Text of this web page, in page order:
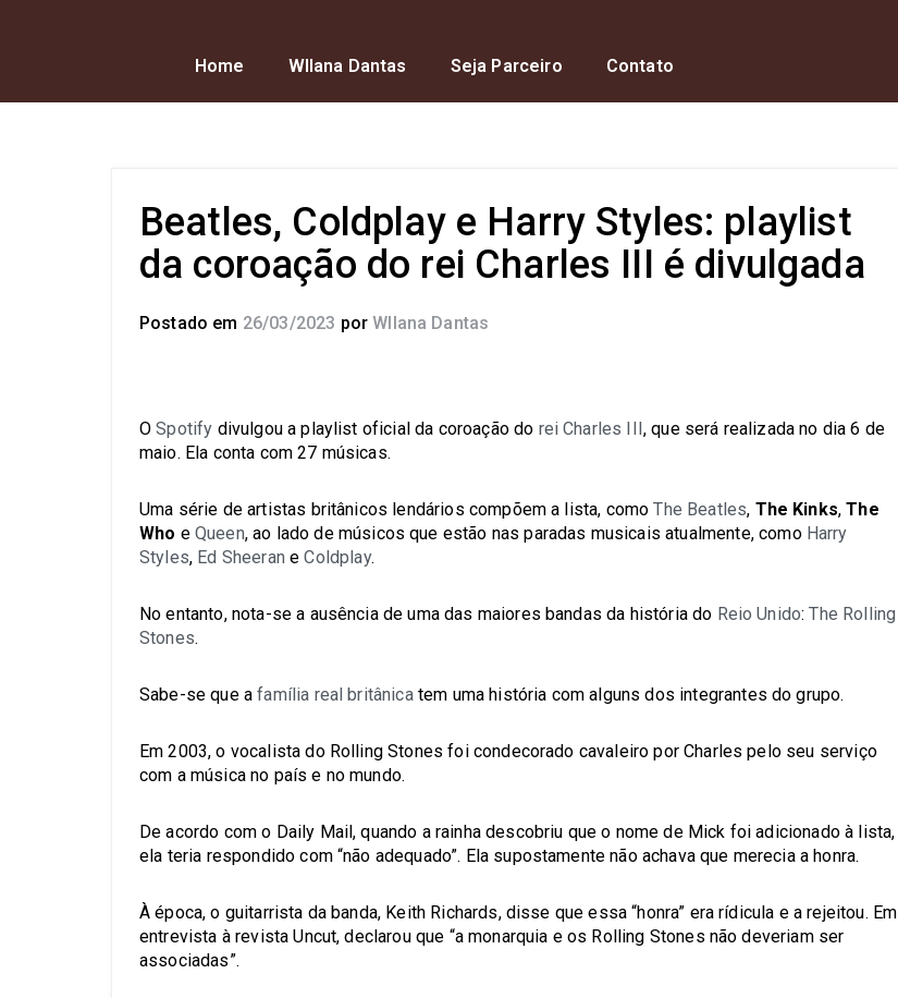
Home Wllana Dantas Seja Parceiro Contato
Beatles, Coldplay e Harry Styles: playlist
da coroação do rei Charles III é divulgada
Postado em 26/03/2023 por Wllana Dantas
OSpotify divulgou a playlist oficial da coroação do rei Charles III, que será realizada no dia 6 de
maio. Ela conta com 27 músicas.
Uma série de artistas britânicos lendários compõem a lista, comoThe Beatles, The Kinks,The
Who e Queen, ao lado de músicos que estão nas paradas musicais atualmente, como Harry
Styles, Ed Sheeran eColdplay.
No entanto, nota-se a ausência de uma das maiores bandas da história do Reio Unido:The Rolling
Stones.
Sabe-se que afamília real britânicatem uma história com alguns dos integrantes do grupo.
Em 2003, o vocalista do Rolling Stones foi condecorado cavaleiro por Charles pelo seu serviço
com a música no país e no mundo.
De acordo com o Daily Mail, quando a rainha descobriu que o nome de Mick foi adicionado à lista,
ela teria respondido com “não adequado”. Ela supostamente não achava que merecia a honra.
À época, o guitarrista da banda, Keith Richards, disse que essa “honra” era rídicula e a rejeitou. Em
entrevista à revista Uncut, declarou que “a monarquia e os Rolling Stones não deveriam ser
associadas”.